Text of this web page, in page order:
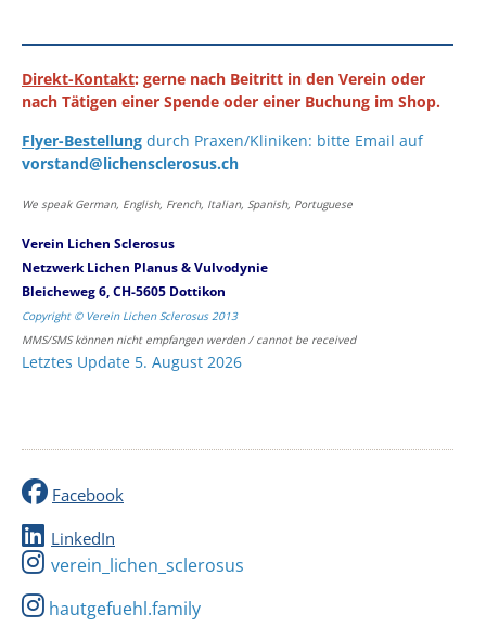
Direkt-Kontakt: gerne nach Beitritt in den Verein oder
nach Tätigen einer Spende oder einer Buchung im Shop.
Flyer-Bestellung durch Praxen/Kliniken: bitte Email auf
vorstand@lichensclerosus.ch
We speak German, English, French, Italian, Spanish, Portuguese
Verein Lichen Sclerosus
Netzwerk Lichen Planus & Vulvodynie
Bleicheweg 6, CH-5605 Dottikon
Copyright © Verein Lichen Sclerosus 2013
MMS/SMS können nicht empfangen werden / cannot be received
Letztes Update 5. August 2026
Facebook
LinkedIn
verein_lichen_sclerosus
hautgefuehl.family